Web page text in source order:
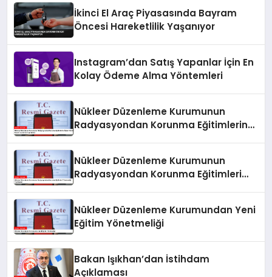
İkinci El Araç Piyasasında Bayram
Öncesi Hareketlilik Yaşanıyor
Instagram’dan Satış Yapanlar İçin En
Kolay Ödeme Alma Yöntemleri
Nükleer Düzenleme Kurumunun
Radyasyondan Korunma Eğitimlerine
Nükleer Düzenleme Kurumunun
Radyasyondan Korunma Eğitimleri
Nükleer Düzenleme Kurumundan Yeni
Eğitim Yönetmeliği
Bakan Işıkhan’dan İstihdam
Açıklaması